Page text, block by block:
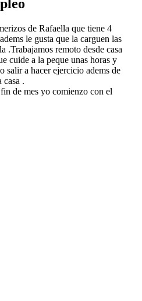
de Rafaella que tiene 4
le gusta que la carguen las
.Trabajamos remoto desde casa
cuide a la peque unas horas y
salir a hacer ejercicio adems de
casa .
de mes yo comienzo con el